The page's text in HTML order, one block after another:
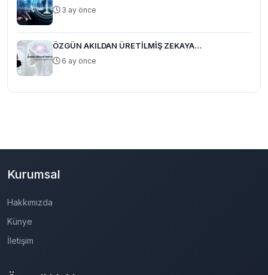
3 ay önce
ÖZGÜN AKILDAN ÜRETİLMİŞ ZEKAYA…
6 ay önce
Kurumsal
Hakkımızda
Künye
İletişim